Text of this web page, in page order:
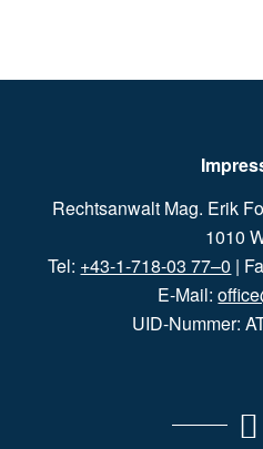
Rechtsanwalt Mag. Erik
1010
Tel: +43-1-718-03 77–0 |
E-Mail:
UID-Nummer: